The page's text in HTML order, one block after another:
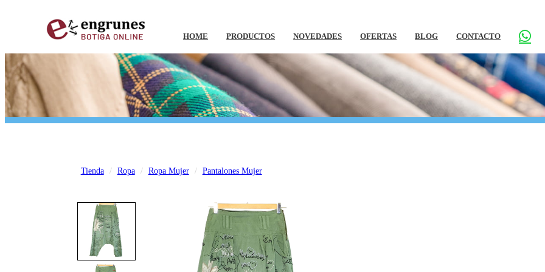
HOME PRODUCTOS NOVEDADES OFERTAS BLOG CONTACTO
Tienda Ropa Ropa Mujer Pantalones Mujer